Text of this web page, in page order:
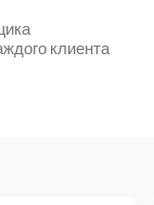
клиента